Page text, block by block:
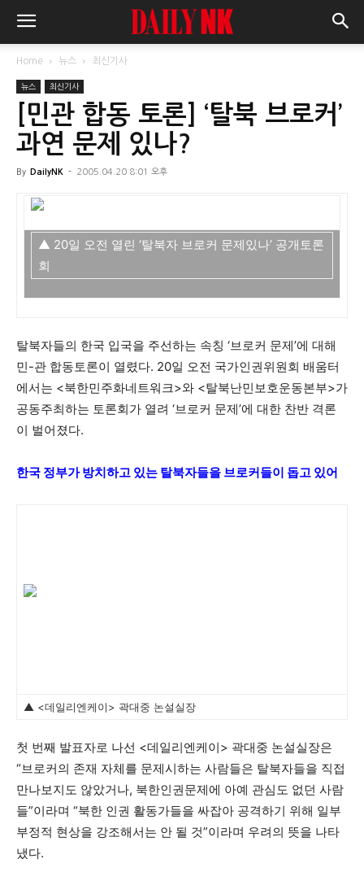
Home 뉴스 최신기사
뉴스 최신기사
[민관 합동 토론] ‘탈북 브로커’
과연 문제 있나?
By DailyNK - 2005.04.20 8:01 오후
▲ 20일 오전 열린 ‘탈북자 브로커 문제있나’ 공개토론
회
탈북자들의 한국 입국을 주선하는 속칭 ‘브로커 문제’에 대해
민-관 합동토론이 열렸다. 20일 오전 국가인권위원회 배움터
에서는 <북한민주화네트워크>와 <탈북난민보호운동본부>가
공동주최하는 토론회가 열려 ‘브로커 문제’에 대한 찬반 격론
이 벌어졌다.
한국 정부가 방치하고 있는 탈북자들을 브로커들이 돕고 있어
▲ <데일리엔케이> 곽대중 논설실장
첫 번째 발표자로 나선 <데일리엔케이> 곽대중 논설실장은
“브로커의 존재 자체를 문제시하는 사람들은 탈북자들을 직접
만나보지도 않았거나, 북한인권문제에 아예 관심도 없던 사람
들”이라며 “북한 인권 활동가들을 싸잡아 공격하기 위해 일부
부정적 현상을 강조해서는 안 될 것”이라며 우려의 뜻을 나타
냈다.